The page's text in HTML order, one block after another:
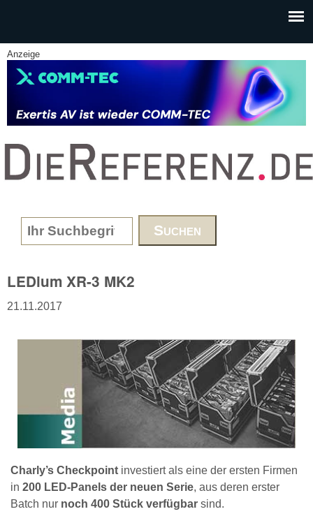
Anzeige
www.DieReferenz.de
Search form
LEDium XR-3 MK2
21.11.2017
Charly’s Checkpoint investiert als eine der ersten Firmen
in 200 LED-Panels der neuen Serie, aus deren erster
Batch nur noch 400 Stück verfügbar sind.